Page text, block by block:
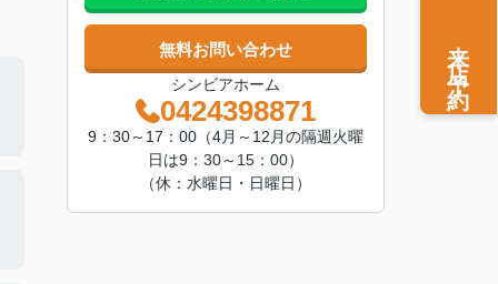
無料お問い合わせ
シンビアホーム
0424398871
9：30～17：00（4月～12月の隔週火曜
日は9：30～15：00）
（休：水曜日・日曜日）
来店予約